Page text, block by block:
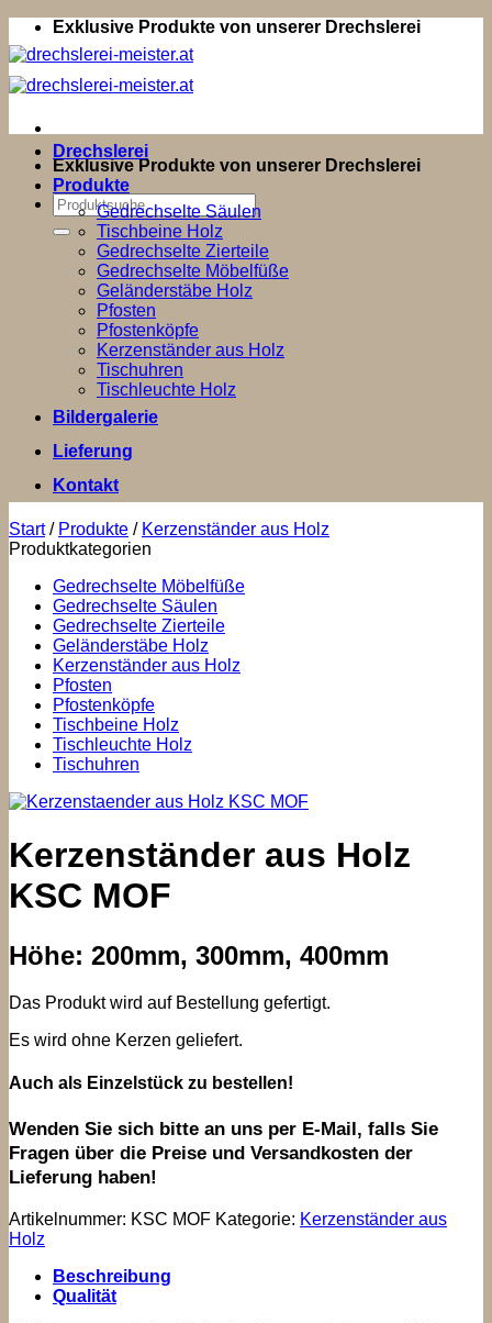
Zum
Inhalt
springen
Exklusive Produkte von unserer Drechslerei
Exklusive Produkte von unserer Drechslerei
Suchen
nach:
Drechslerei
Produkte
Gedrechselte Säulen
Tischbeine Holz
Gedrechselte Zierteile
Gedrechselte Möbelfüße
Geländerstäbe Holz
Pfosten
Pfostenköpfe
Kerzenständer aus Holz
Tischuhren
Tischleuchte Holz
Bildergalerie
Lieferung
Kontakt
Start / Produkte / Kerzenständer aus Holz
Produktkategorien
Gedrechselte Möbelfüße
Gedrechselte Säulen
Gedrechselte Zierteile
Geländerstäbe Holz
Kerzenständer aus Holz
Pfosten
Pfostenköpfe
Tischbeine Holz
Tischleuchte Holz
Tischuhren
Kerzenständer aus Holz
KSC MOF
Höhe: 200mm, 300mm, 400mm
Das Produkt wird auf Bestellung gefertigt.
Es wird ohne Kerzen geliefert.
Auch als Einzelstück zu bestellen!
Wenden Sie sich bitte an uns per E-Mail, falls Sie
Fragen über die Preise und Versandkosten der
Lieferung haben!
Artikelnummer: KSC MOF Kategorie: Kerzenständer aus
Holz
Beschreibung
Qualität